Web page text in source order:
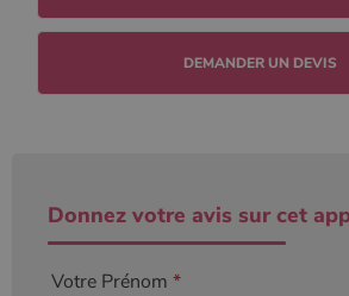
DEMANDER UN DEVIS
Donnez votre avis sur cet
Votre Prénom *